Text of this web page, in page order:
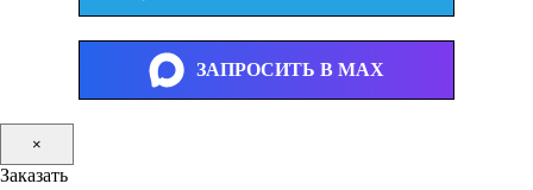
ЗАПРОСИТЬ В MAX
×
Заказать